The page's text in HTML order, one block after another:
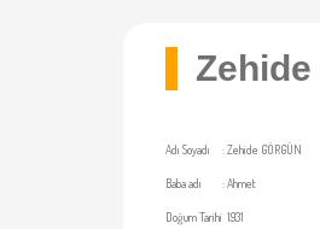
Zehide
Adı Soyadı :Zehide GÖRGÜN
Baba adı :Ahmet
Doğum Tarihi 1931